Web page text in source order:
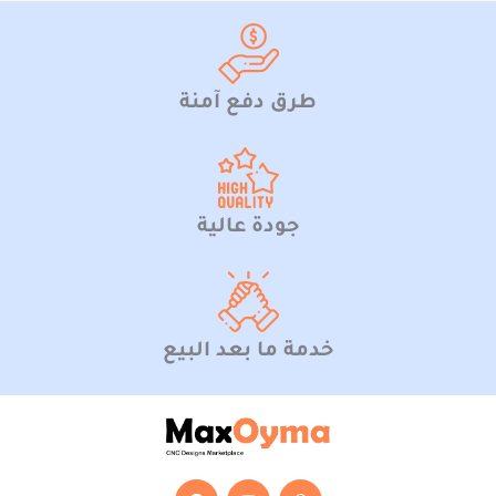
طرق دفع آمنة
جودة عالية
خدمة ما بعد البيع
F
Y
W